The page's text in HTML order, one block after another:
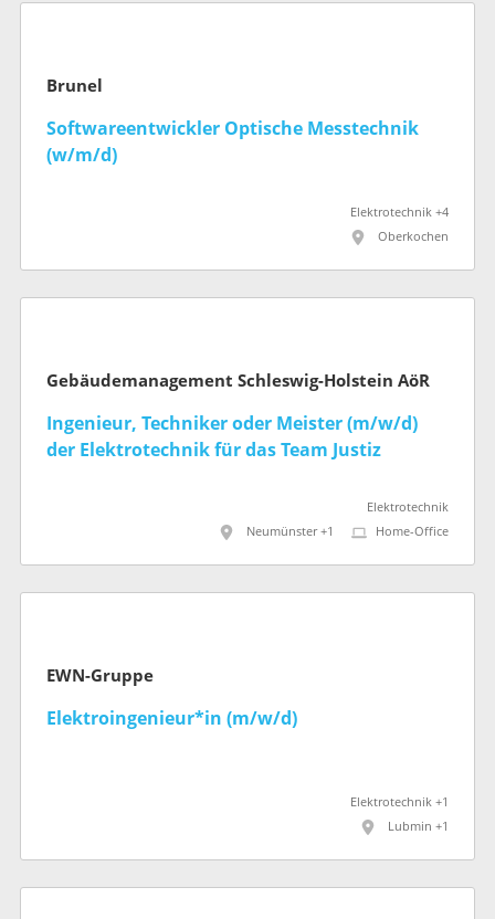
Brunel
Softwareentwickler Optische Messtechnik
(w/m/d)
Elektrotechnik +4
Oberkochen
Gebäudemanagement Schleswig-Holstein AöR
Ingenieur, Techniker oder Meister (m/w/d)
der Elektrotechnik für das Team Justiz
Elektrotechnik
Neumünster +1
Home-Office
EWN-Gruppe
Elektroingenieur*in (m/w/d)
Elektrotechnik +1
Lubmin +1